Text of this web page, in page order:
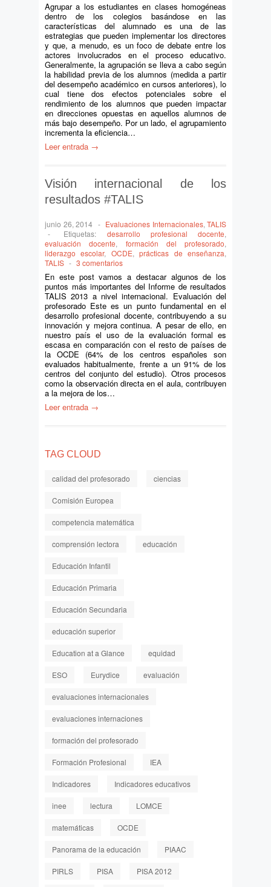
Agrupar a los estudiantes en clases homogéneas
dentro de los colegios basándose en las
características del alumnado es una de las
estrategias que pueden implementar los directores
y que, a menudo, es un foco de debate entre los
actores involucrados en el proceso educativo.
Generalmente, la agrupación se lleva a cabo según
la habilidad previa de los alumnos (medida a partir
del desempeño académico en cursos anteriores), lo
cual tiene dos efectos potenciales sobre el
rendimiento de los alumnos que pueden impactar
en direcciones opuestas en aquellos alumnos de
más bajo desempeño. Por un lado, el agrupamiento
incrementa la eficiencia…
Leer entrada →
Visión internacional de los
resultados #TALIS
junio 26, 2014 - Evaluaciones Internacionales, TALIS
-
Etiquetas: desarrollo profesional docente,
evaluación docente, formación del profesorado,
liderazgo escolar, OCDE,prácticas de enseñanza,
TALIS - 3 comentarios
En este post vamos a destacar algunos de los
puntos más importantes del Informe de resultados
TALIS 2013 a nivel internacional. Evaluación del
profesorado Este es un punto fundamental en el
desarrollo profesional docente, contribuyendo a su
innovación y mejora continua. A pesar de ello, en
nuestro país el uso de la evaluación formal es
escasa en comparación con el resto de países de
la OCDE (64% de los centros españoles son
evaluados habitualmente, frente a un 91% de los
centros del conjunto del estudio). Otros procesos
como la observación directa en el aula, contribuyen
a la mejora de los…
Leer entrada →
TAG CLOUD
calidad del profesorado ciencias
Comisión Europea
competencia matemática
comprensión lectora educación
Educación Infantil
Educación Primaria
Educación Secundaria
educación superior
Education at a Glance equidad
ESO Eurydice evaluación
evaluaciones internacionales
evaluaciones internaciones
formación del profesorado
Formación Profesional IEA
Indicadores Indicadores educativos
inee lectura LOMCE
matemáticas OCDE
Panorama de la educación PIAAC
PIRLS PISA PISA 2012